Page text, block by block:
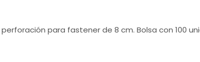
para fastener de 8 cm. Bolsa con 100